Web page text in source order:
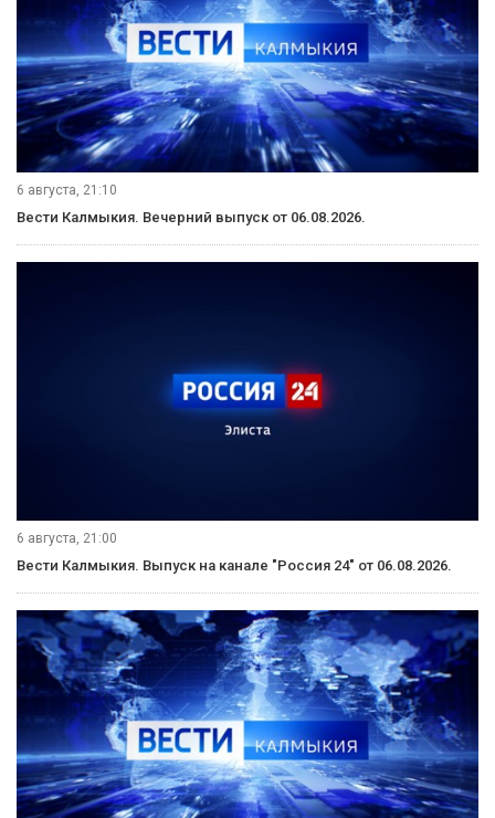
6 августа, 21:10
Вести Калмыкия. Вечерний выпуск от 06.08.2026.
6 августа, 21:00
Вести Калмыкия. Выпуск на канале "Россия 24" от 06.08.2026.